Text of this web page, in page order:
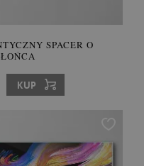
SPACER O
KUP